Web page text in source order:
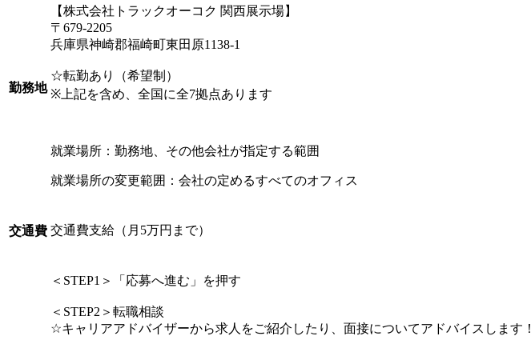
勤務地
【株式会社トラックオーコク 関西展示場】
〒679-2205
兵庫県神崎郡福崎町東田原1138-1
☆転勤あり（希望制）
※上記を含め、全国に全7拠点あります
就業場所：勤務地、その他会社が指定する範囲
就業場所の変更範囲：会社の定めるすべてのオフィス
交通費 交通費支給（月5万円まで）
＜STEP1＞「応募へ進む」を押す
＜STEP2＞転職相談
☆キャリアアドバイザーから求人をご紹介したり、面接についてアドバイスします！